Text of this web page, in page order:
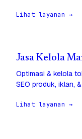
Lihat layanan →
Jasa Kelola
Optimasi & kelola
SEO produk, iklan,
Lihat layanan →